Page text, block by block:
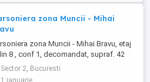
zona Muncii - Mihai
zona Muncii - Mihai Bravu, etaj
8 , conf 1, decomandat, supraf. 42
an constr. 1984, bloc anvelopat,
este complet renovata cu
Sector 2, Bucuresti
1 ianuarie